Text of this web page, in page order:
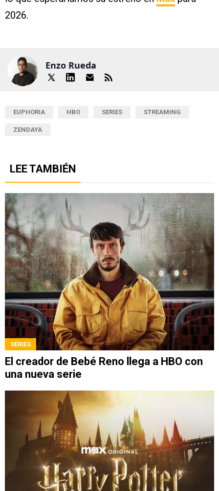
2026.
Enzo Rueda
EUPHORIA HBO SERIES STREAMING
ZENDAYA
LEE TAMBIÉN
SERIES
El creador de Bebé Reno llega a HBO con
una nueva serie